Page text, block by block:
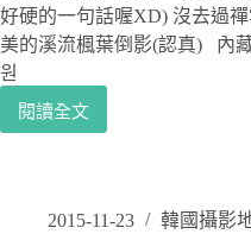
好硬的一句話喔XD) 沒去過
美的溪流楓葉倒影(認真) 內
원
閱讀全文
[韓
景
2015-11-23 韓國攝影